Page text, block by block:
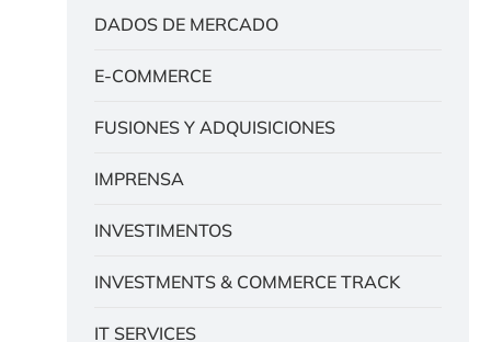
DADOS DE MERCADO
E-COMMERCE
FUSIONES Y ADQUISICIONES
IMPRENSA
INVESTIMENTOS
INVESTMENTS & COMMERCE TRACK
IT SERVICES